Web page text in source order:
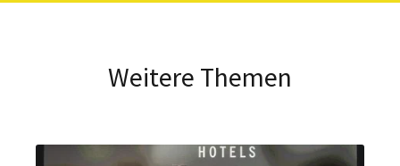
Weitere Themen